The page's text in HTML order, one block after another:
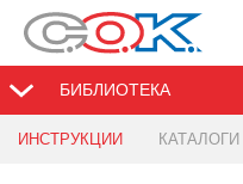
БИБЛИОТЕКА
ИНСТРУКЦИИ КАТАЛОГИ